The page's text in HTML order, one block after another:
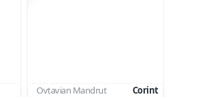
Ovtavian Mandrut Corint